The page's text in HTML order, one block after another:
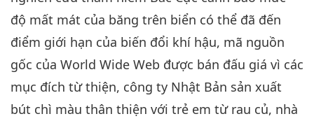
29:21
Tin Đáng Chú Ý 2021-07-05 2714 Lượt Xem
30:58
Tin Đáng Chú Ý
độ mất mát của băng trên biển có thể đã đến
điểm giới hạn của biến đổi khí hậu, mã nguồn
gốc của World Wide Web được bán đấu giá vì các
mục đích từ thiện, công ty Nhật Bản sản xuất
bút chì màu thân thiện với trẻ em từ rau củ, nhà